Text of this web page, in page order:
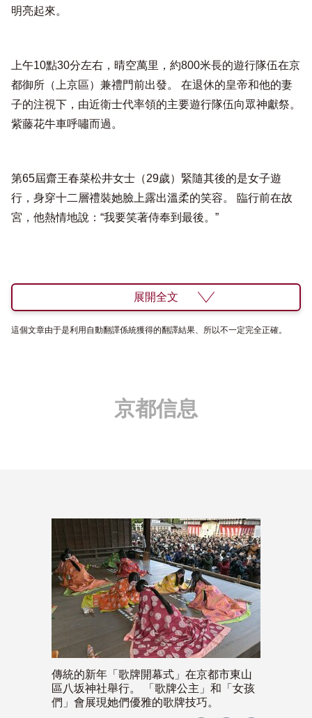
明亮起來。
上午10點30分左右，晴空萬里，約800米長的遊行隊伍在京
都御所（上京區）兼禮門前出發。 在退休的皇帝和他的妻
子的注視下，由近衛士代率領的主要遊行隊伍向眾神獻祭。
紫藤花牛車呼嘯而過。
第65屆齋王春菜松井女士（29歲）緊隨其後的是女子遊
行，身穿十二層禮裝她臉上露出溫柔的笑容。 臨行前在故
宮，他熱情地說：“我要笑著侍奉到最後。”
展開全文
這個文章由于是利用自動翻譯係統獲得的翻譯結果、所以不一定完全正確。
京都信息
傳統的新年「歌牌開幕式」在京都市東山
區八坂神社舉行。 「歌牌公主」和「女孩
們」會展現她們優雅的歌牌技巧。